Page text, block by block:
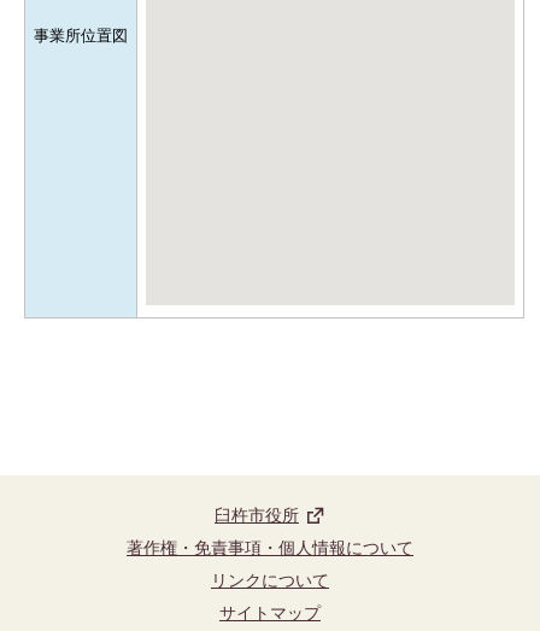
事業所位置図
臼杵市役所
著作権・免責事項・個人情報について
リンクについて
サイトマップ